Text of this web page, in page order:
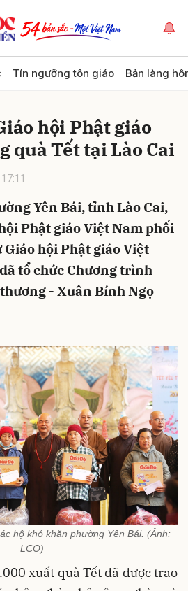
Tín ngưỡng tôn giáo Bản làng
hội Phật giáo
quà Tết tại Lào Cai
Yên Bái, tỉnh Lào Cai,
Phật giáo Việt Nam phối
hội Phật giáo Việt
tổ chức Chương trình
- Xuân Bính Ngọ
hộ khó khăn phường Yên Bái. (Ảnh:
LCO)
xuất quà Tết đã được trao
Hủy Gửi